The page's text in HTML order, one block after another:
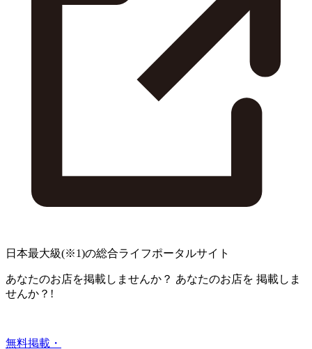
日本最大級(※1)の総合ライフポータルサイト
あなたのお店を掲載しませんか？ あなたのお店を 掲載しま
せんか？!
無料掲載・